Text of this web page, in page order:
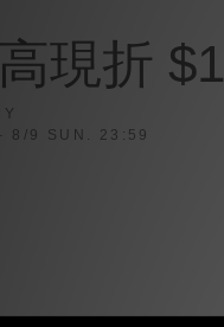
現折
8/9 SUN. 23:59